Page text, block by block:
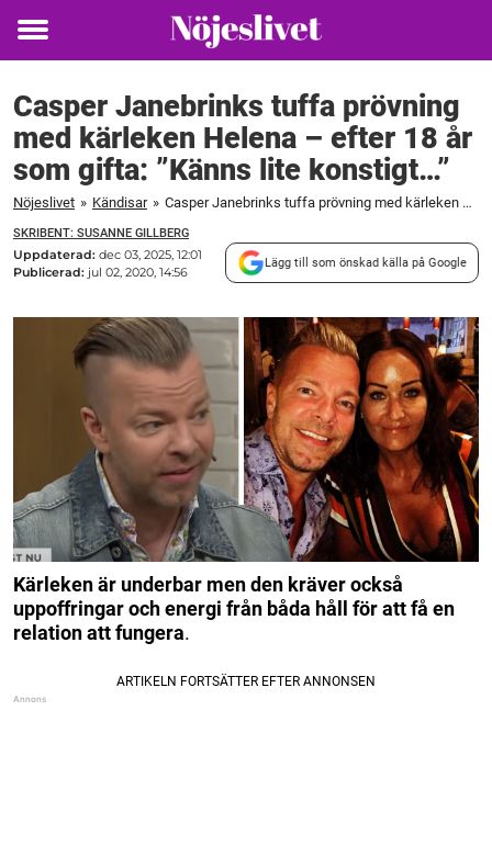
Toggle
Casper Janebrinks tuffa prövning
med kärleken Helena – efter 18 år
som gifta: ”Känns lite konstigt…”
Nöjeslivet » Kändisar » Casper Janebrinks tuffa prövning med kärleken Helena – efter 18 år som gifta: ”Känns lite konstigt...”
SKRIBENT: SUSANNE GILLBERG
Uppdaterad: dec 03, 2025, 12:01
Publicerad: jul 02, 2020, 14:56
Lägg till som önskad källa på Google
Kärleken är underbar men den kräver också
uppoffringar och energi från båda håll för att få en
relation att fungera.